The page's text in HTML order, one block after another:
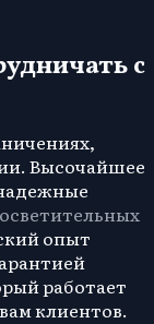
с
Высочайшее
осветительных
опыт
работает
клиентов.